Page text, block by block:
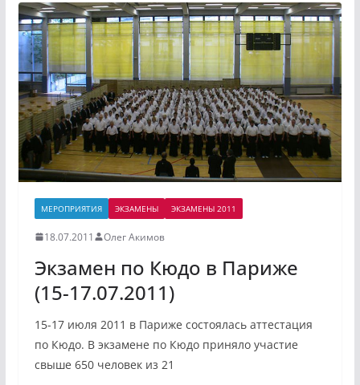
МЕРОПРИЯТИЯ ЭКЗАМЕНЫ ЭКЗАМЕНЫ 2011
18.07.2011 Олег Акимов
Экзамен по Кюдо в Париже
(15-17.07.2011)
15-17 июля 2011 в Париже состоялась аттестация
по Кюдо. В экзамене по Кюдо приняло участие
свыше 650 человек из 21